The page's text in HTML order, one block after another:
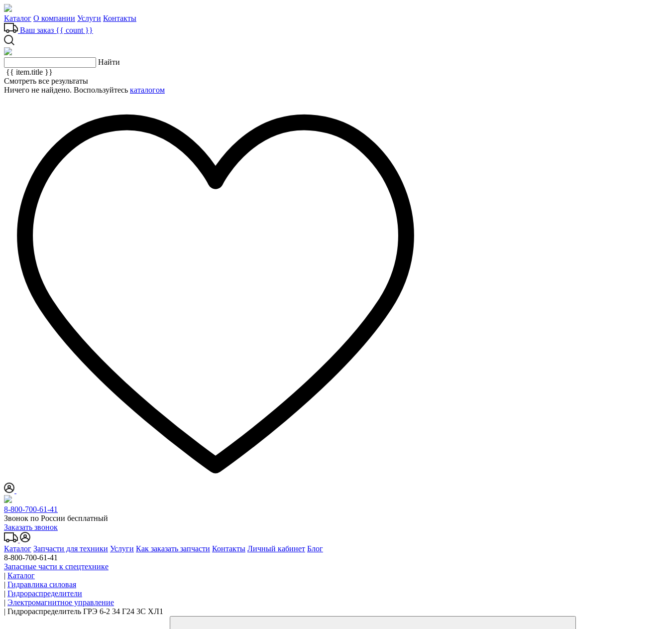
Каталог О компании Услуги Контакты
Ваш заказ {{ count }}
Найти
{{ item.title }}
Смотреть все результаты
Ничего не найдено. Воспользуйтесь каталогом
8-800-700-61-41
Звонок по России бесплатный
Заказать звонок
Каталог Запчасти для техники Услуги Как заказать запчасти Контакты Личный кабинет Блог
8-800-700-61-41
Запасные части к спецтехнике
| Каталог
| Гидравлика силовая
| Гидрораспределители
| Электромагнитное управление
| Гидрораспределитель ГРЭ 6-2 34 Г24 3С ХЛ1